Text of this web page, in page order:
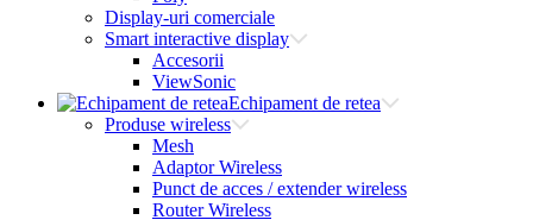
Display-uri comerciale
Smart interactive display
Accesorii
ViewSonic
Echipament de retea
Produse wireless
Mesh
Adaptor Wireless
Punct de acces / extender wireless
Router Wireless